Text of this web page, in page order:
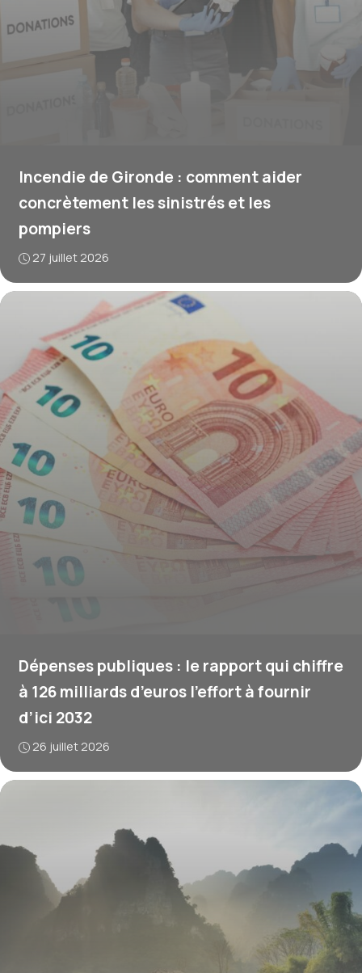
Incendie de Gironde : comment aider
concrètement les sinistrés et les
pompiers
27 juillet 2026
Dépenses publiques : le rapport qui chiffre
à 126 milliards d’euros l’effort à fournir
d’ici 2032
26 juillet 2026